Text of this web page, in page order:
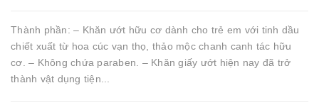
Thành phần: – Khăn ướt hữu cơ dành cho trẻ em với tinh dầu
chiết xuất từ hoa cúc vạn thọ, thảo mộc chanh canh tác hữu
cơ. – Không chứa paraben. – Khăn giấy ướt hiện nay đã trở
thành vật dụng tiện...